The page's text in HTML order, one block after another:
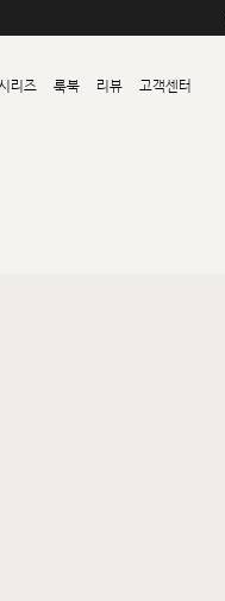
리즈 룩북 리뷰 고객센터